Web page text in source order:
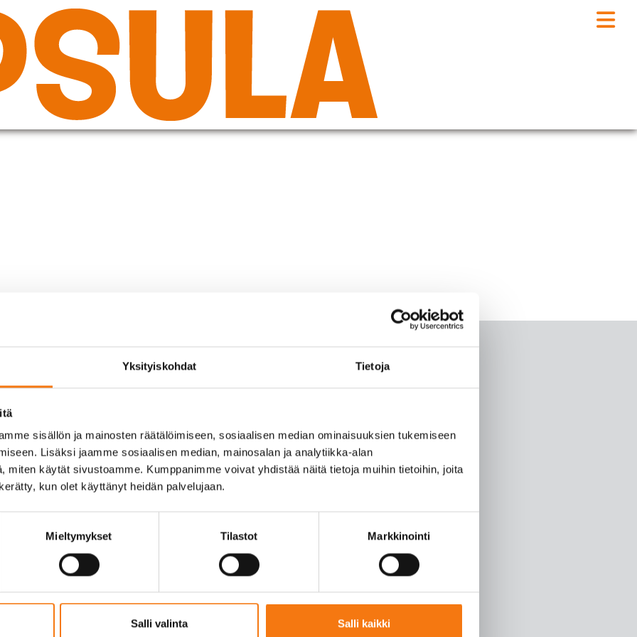
Yksityiskohdat Tietoja
sisällön ja mainosten räätälöimiseen, sosiaalisen median ominaisuuksien tukemiseen
Lisäksi jaamme sosiaalisen median, mainosalan ja analytiikka-alan
miten käytät sivustoamme. Kumppanimme voivat yhdistää näitä tietoja muihin tietoihin, joita
kun olet käyttänyt heidän palvelujaan.
Mieltymykset Tilastot Markkinointi
Salli valinta Salli kaikki
(pvm))